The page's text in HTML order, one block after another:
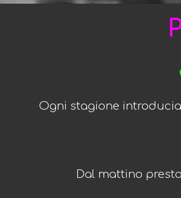
Ogni stagione
Dal mattino